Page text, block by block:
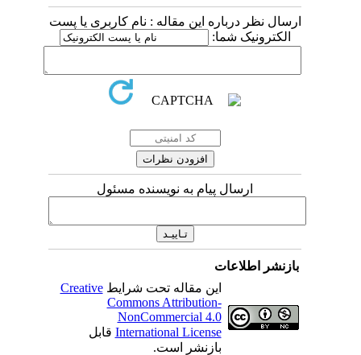
ارسال نظر درباره این مقاله : نام کاربری یا پست
الکترونیک شما:
ارسال پیام به نویسنده مسئول
بازنشر اطلاعات
این مقاله تحت شرایطCreative
Commons Attribution-
NonCommercial 4.0
International Licenseقابل
بازنشر است.